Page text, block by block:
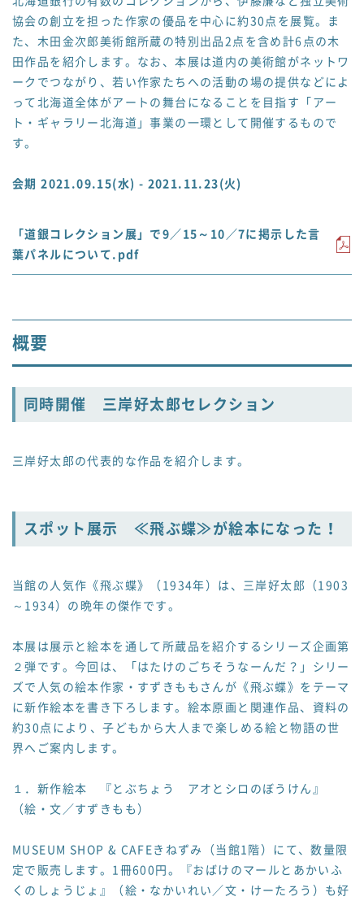
協会の創立を担った作家の優品を中心に約30点を展覧。ま
た、木田金次郎美術館所蔵の特別出品2点を含め計6点の木
田作品を紹介します。なお、本展は道内の美術館がネットワ
ークでつながり、若い作家たちへの活動の場の提供などによ
って北海道全体がアートの舞台になることを目指す「アー
ト・ギャラリー北海道」事業の一環として開催するもので
す。
会期 2021.09.15(水) - 2021.11.23(火)
「道銀コレクション展」で9／15～10／7に掲示した言
葉パネルについて.pdf
概要
同時開催 三岸好太郎セレクション
三岸好太郎の代表的な作品を紹介します。
スポット展示 ≪飛ぶ蝶≫が絵本になった！
当館の人気作《飛ぶ蝶》（1934年）は、三岸好太郎（1903
～1934）の晩年の傑作です。
本展は展示と絵本を通して所蔵品を紹介するシリーズ企画第
２弾です。今回は、「はたけのごちそうなーんだ？」シリー
ズで人気の絵本作家・すずきももさんが《飛ぶ蝶》をテーマ
に新作絵本を書き下ろします。絵本原画と関連作品、資料の
約30点により、子どもから大人まで楽しめる絵と物語の世
界へご案内します。
１．新作絵本 『とぶちょう アオとシロのぼうけん』
（絵・文／すずきもも）
MUSEUM SHOP & CAFEきねずみ（当館1階）にて、数量限
定で販売します。1冊600円。『おばけのマールとあかいふ
くのしょうじょ』（絵・なかいれい／文・けーたろう）も好